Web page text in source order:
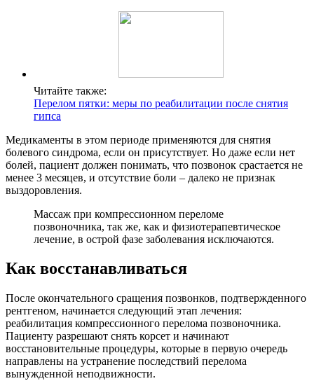
Читайте также:
Перелом пятки: меры по реабилитации после снятия
гипса
Медикаменты в этом периоде применяются для снятия
болевого синдрома, если он присутствует. Но даже если нет
болей, пациент должен понимать, что позвонок срастается не
менее 3 месяцев, и отсутствие боли – далеко не признак
выздоровления.
Массаж при компрессионном переломе
позвоночника, так же, как и физиотерапевтическое
лечение, в острой фазе заболевания исключаются.
Как восстанавливаться
После окончательного сращения позвонков, подтвержденного
рентгеном, начинается следующий этап лечения:
реабилитация компрессионного перелома позвоночника.
Пациенту разрешают снять корсет и начинают
восстановительные процедуры, которые в первую очередь
направлены на устранение последствий перелома
вынужденной неподвижности.